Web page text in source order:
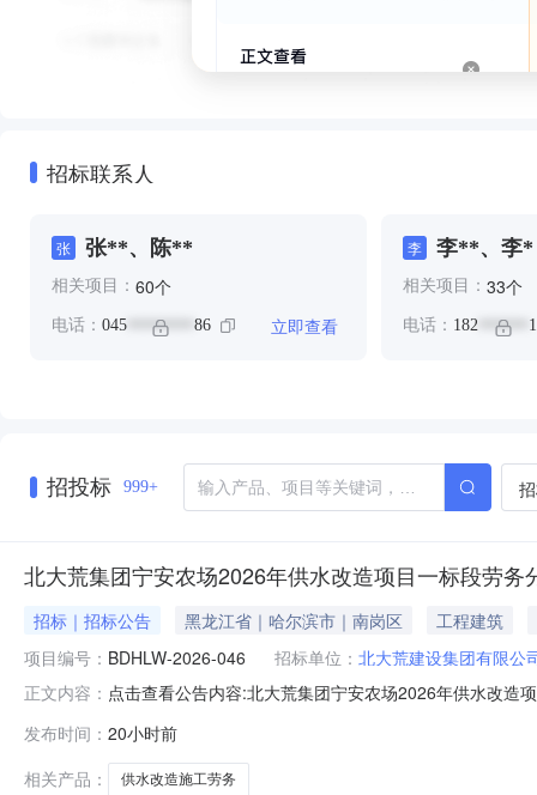
招标联系人
张 张**、陈**
相关项目： 60个
电话： 045 ******** 86 立即查看
李 李**、李*
相关项目： 33个
电话： 182******
招投标 999+
北大荒集团宁安农场2026年供水改造项目一标段劳务
招标｜招标公告 黑龙江省｜哈尔滨市｜南岗区
工程建筑
项目编号： BDHLW-2026-046 招标单位： 北大荒建设集团有限公
正文内容： 点击查看公告内容:北大荒集团宁安农场2026年供水改造
发布时间： 20小时前
相关产品：
供水改造施工劳务